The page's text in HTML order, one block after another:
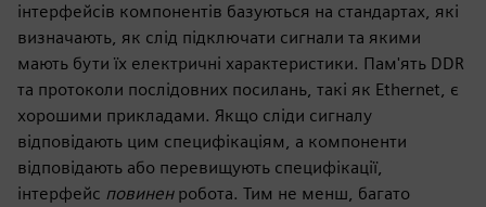
інтерфейсів компонентів базуються на стандартах, які
визначають, як слід підключати сигнали та якими
мають бути їх електричні характеристики. Пам'ять DDR
та протоколи послідовних посилань, такі як Ethernet, є
хорошими прикладами. Якщо сліди сигналу
відповідають цим специфікаціям, а компоненти
відповідають або перевищують специфікації,
інтерфейс повиненробота. Тим не менш, багато